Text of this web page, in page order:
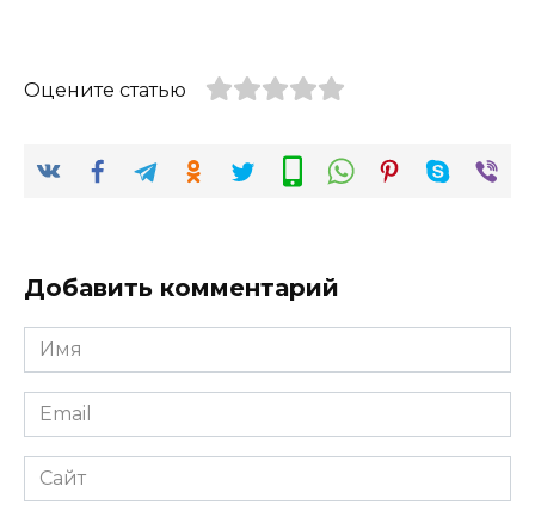
Оцените статью
Добавить комментарий
Имя
*
Email
*
Сайт